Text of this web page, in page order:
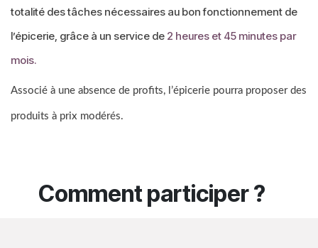
totalité des tâches nécessaires au bon fonctionnement de
l’épicerie, grâce à un service de 2 heures et 45 minutes par
mois.
Associé à une absence de profits, l’épicerie pourra proposer des
produits à prix modérés.
Comment participer ?